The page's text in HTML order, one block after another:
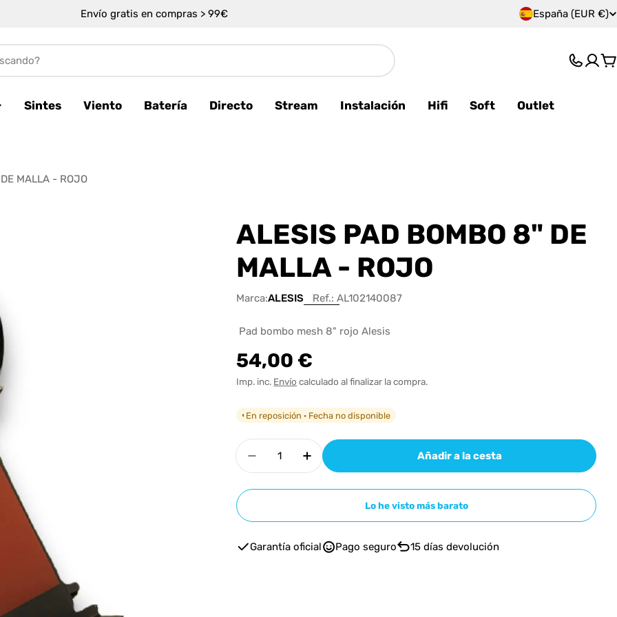
Envío gratis en compras > 99€
P
s
g
i
España (EUR €)
Sintes Viento Batería Directo Stream Instalación Hifi Soft
Outlet
MALLA - ROJO
ALESIS PAD BOMBO 8" DE
MALLA - ROJO
Marca:ALESIS Ref.: AL102140087
Pad bombo mesh 8" rojo Alesis
Precio
habitual
54,00 €
Imp. inc. Envío calculado al finalizar la compra.
◐ En reposición · Fecha no disponible
Cantidad
Disminuir cantidad para ALESIS PAD BOMBO 8&quot; DE
Aumentar cantidad para ALESIS PAD BOMBO
Añadir a la cesta
Lo he visto más barato
Garantía oficial Pago seguro 15 días devolución